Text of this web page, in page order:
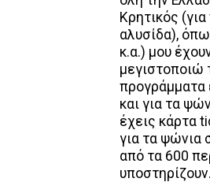
Κρητικός
αλυσίδα),
κ.α.) μου
μεγιστοποιώ
προγράμματα
και για τα
έχεις κάρτα
για τα ψώνια
από τα 600
υποστηρίζουν.